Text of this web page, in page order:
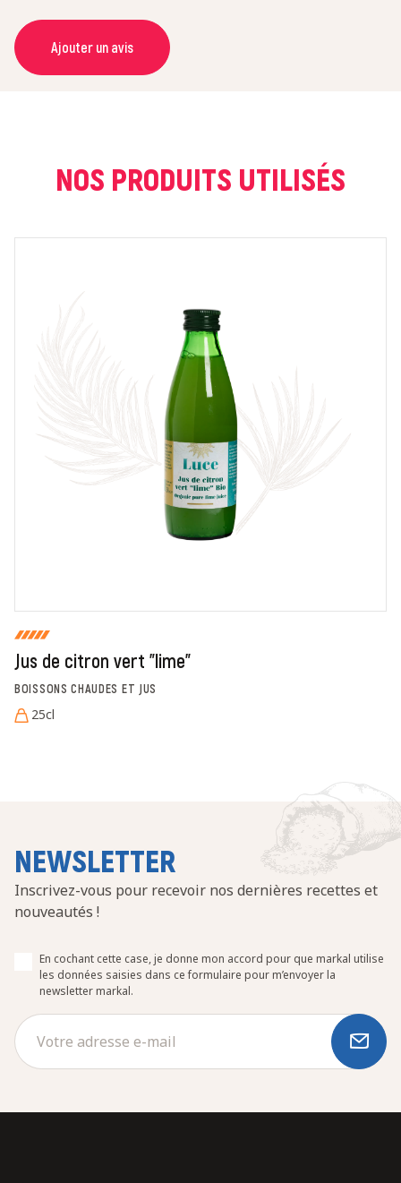
Ajouter un avis
NOM *
COMMENTAIRE *
En cochant cette case, je donne mon accord pour que
markal utilise les données saisies dans ce formulaire
pour traiter et afficher le nom saisi, la note et le
commentaire de manière publique sur cette page. Pour
plus d'informations sur le traitement de ces données,
consulter la page des mentions légales. *
NOS PRODUITS UTILISÉS
Jus de citron vert "lime"
BOISSONS CHAUDES ET JUS
25cl
NEWSLETTER
Inscrivez-vous pour recevoir nos dernières recettes et
nouveautés !
En cochant cette case, je donne mon accord pour que markal utilise
les données saisies dans ce formulaire pour m’envoyer la
newsletter markal.